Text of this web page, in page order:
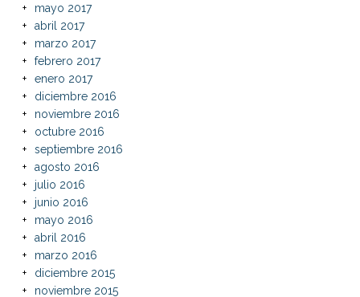
mayo 2017
abril 2017
marzo 2017
febrero 2017
enero 2017
diciembre 2016
noviembre 2016
octubre 2016
septiembre 2016
agosto 2016
julio 2016
junio 2016
mayo 2016
abril 2016
marzo 2016
diciembre 2015
noviembre 2015